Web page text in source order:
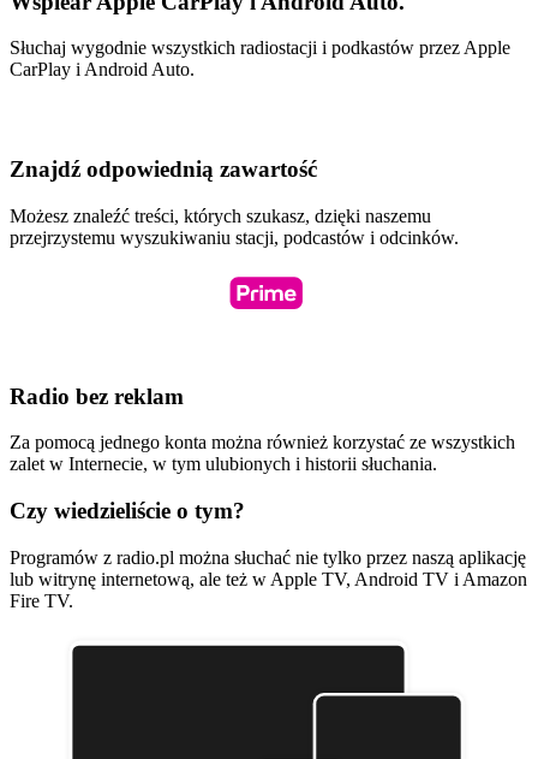
Słuchaj wygodnie wszystkich radiostacji i podkastów przez Apple
CarPlay i Android Auto.
Znajdź odpowiednią zawartość
Możesz znaleźć treści, których szukasz, dzięki naszemu
przejrzystemu wyszukiwaniu stacji, podcastów i odcinków.
Radio bez reklam
Za pomocą jednego konta można również korzystać ze wszystkich
zalet w Internecie, w tym ulubionych i historii słuchania.
Czy wiedzieliście o tym?
Programów z radio.pl można słuchać nie tylko przez naszą aplikację
lub witrynę internetową, ale też w Apple TV, Android TV i Amazon
Fire TV.